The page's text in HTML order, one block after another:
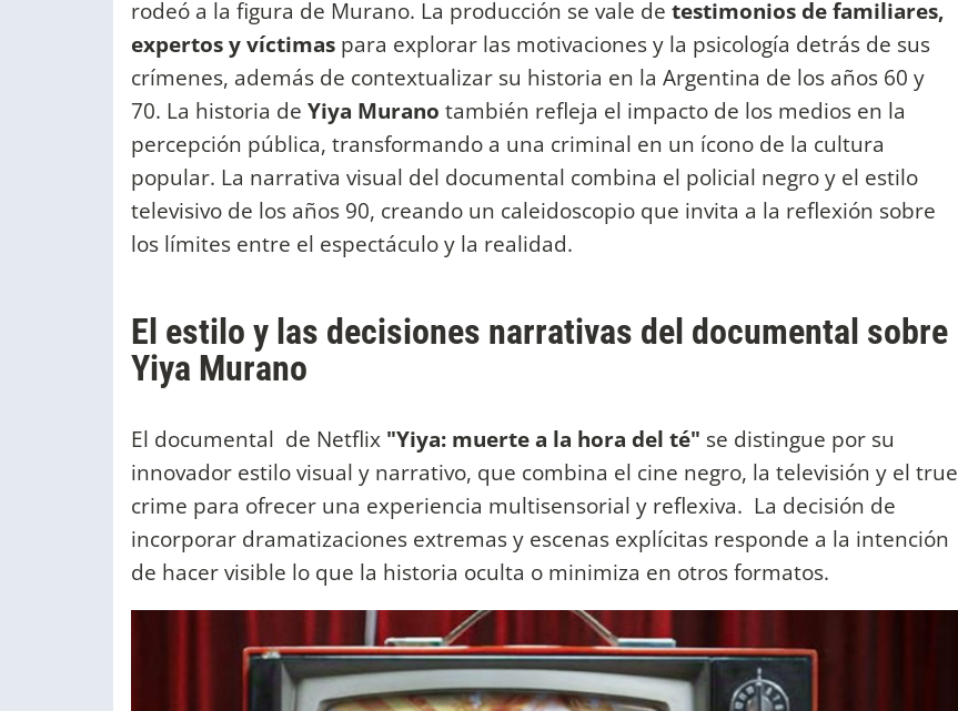
rodeó a la figura de Murano. La producción se vale de testimonios de familiares,
expertos y víctimas para explorar las motivaciones y la psicología detrás de sus
crímenes, además de contextualizar su historia en la Argentina de los años 60 y
70. La historia de Yiya Murano también refleja el impacto de los medios en la
percepción pública, transformando a una criminal en un ícono de la cultura
popular. La narrativa visual del documental combina el policial negro y el estilo
televisivo de los años 90, creando un caleidoscopio que invita a la reflexión sobre
los límites entre el espectáculo y la realidad.
El estilo y las decisiones narrativas del documental sobre
Yiya Murano
El documental de Netflix "Yiya: muerte a la hora del té" se distingue por su
innovador estilo visual y narrativo, que combina el cine negro, la televisión y el true
crime para ofrecer una experiencia multisensorial y reflexiva. La decisión de
incorporar dramatizaciones extremas y escenas explícitas responde a la intención
de hacer visible lo que la historia oculta o minimiza en otros formatos.